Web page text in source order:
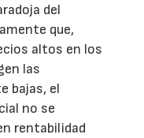
del
que,
altos en los
las
bajas, el
no se
rentabilidad